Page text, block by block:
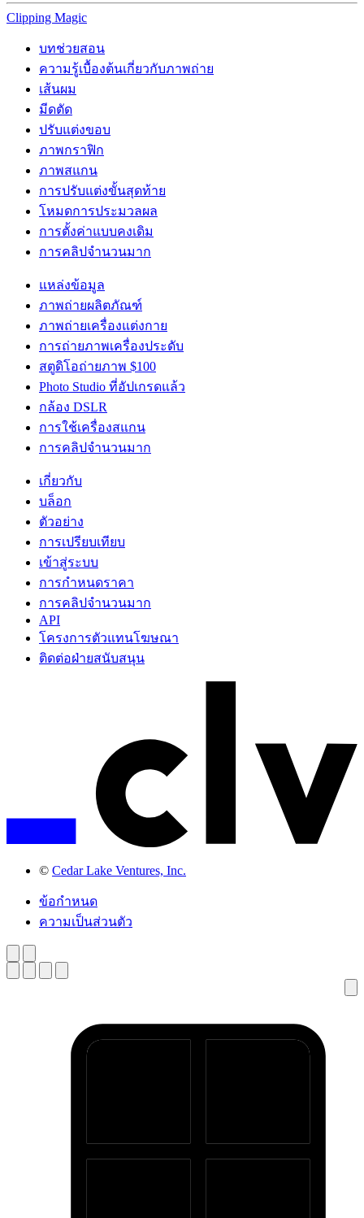
Clipping Magic
บทช่วยสอน
ความรู้เบื้องต้นเกี่ยวกับภาพถ่าย
เส้นผม
มีดตัด
ปรับแต่งขอบ
ภาพกราฟิก
ภาพสแกน
การปรับแต่งขั้นสุดท้าย
โหมดการประมวลผล
การตั้งค่าแบบคงเดิม
การคลิปจำนวนมาก
แหล่งข้อมูล
ภาพถ่ายผลิตภัณฑ์
ภาพถ่ายเครื่องแต่งกาย
การถ่ายภาพเครื่องประดับ
สตูดิโอถ่ายภาพ $100
Photo Studio ที่อัปเกรดแล้ว
กล้อง DSLR
การใช้เครื่องสแกน
การคลิปจำนวนมาก
เกี่ยวกับ
บล็อก
ตัวอย่าง
การเปรียบเทียบ
เข้าสู่ระบบ
การกำหนดราคา
การคลิปจำนวนมาก
API
โครงการตัวแทนโฆษณา
ติดต่อฝ่ายสนับสนุน
© Cedar Lake Ventures, Inc.
ข้อกำหนด
ความเป็นส่วนตัว